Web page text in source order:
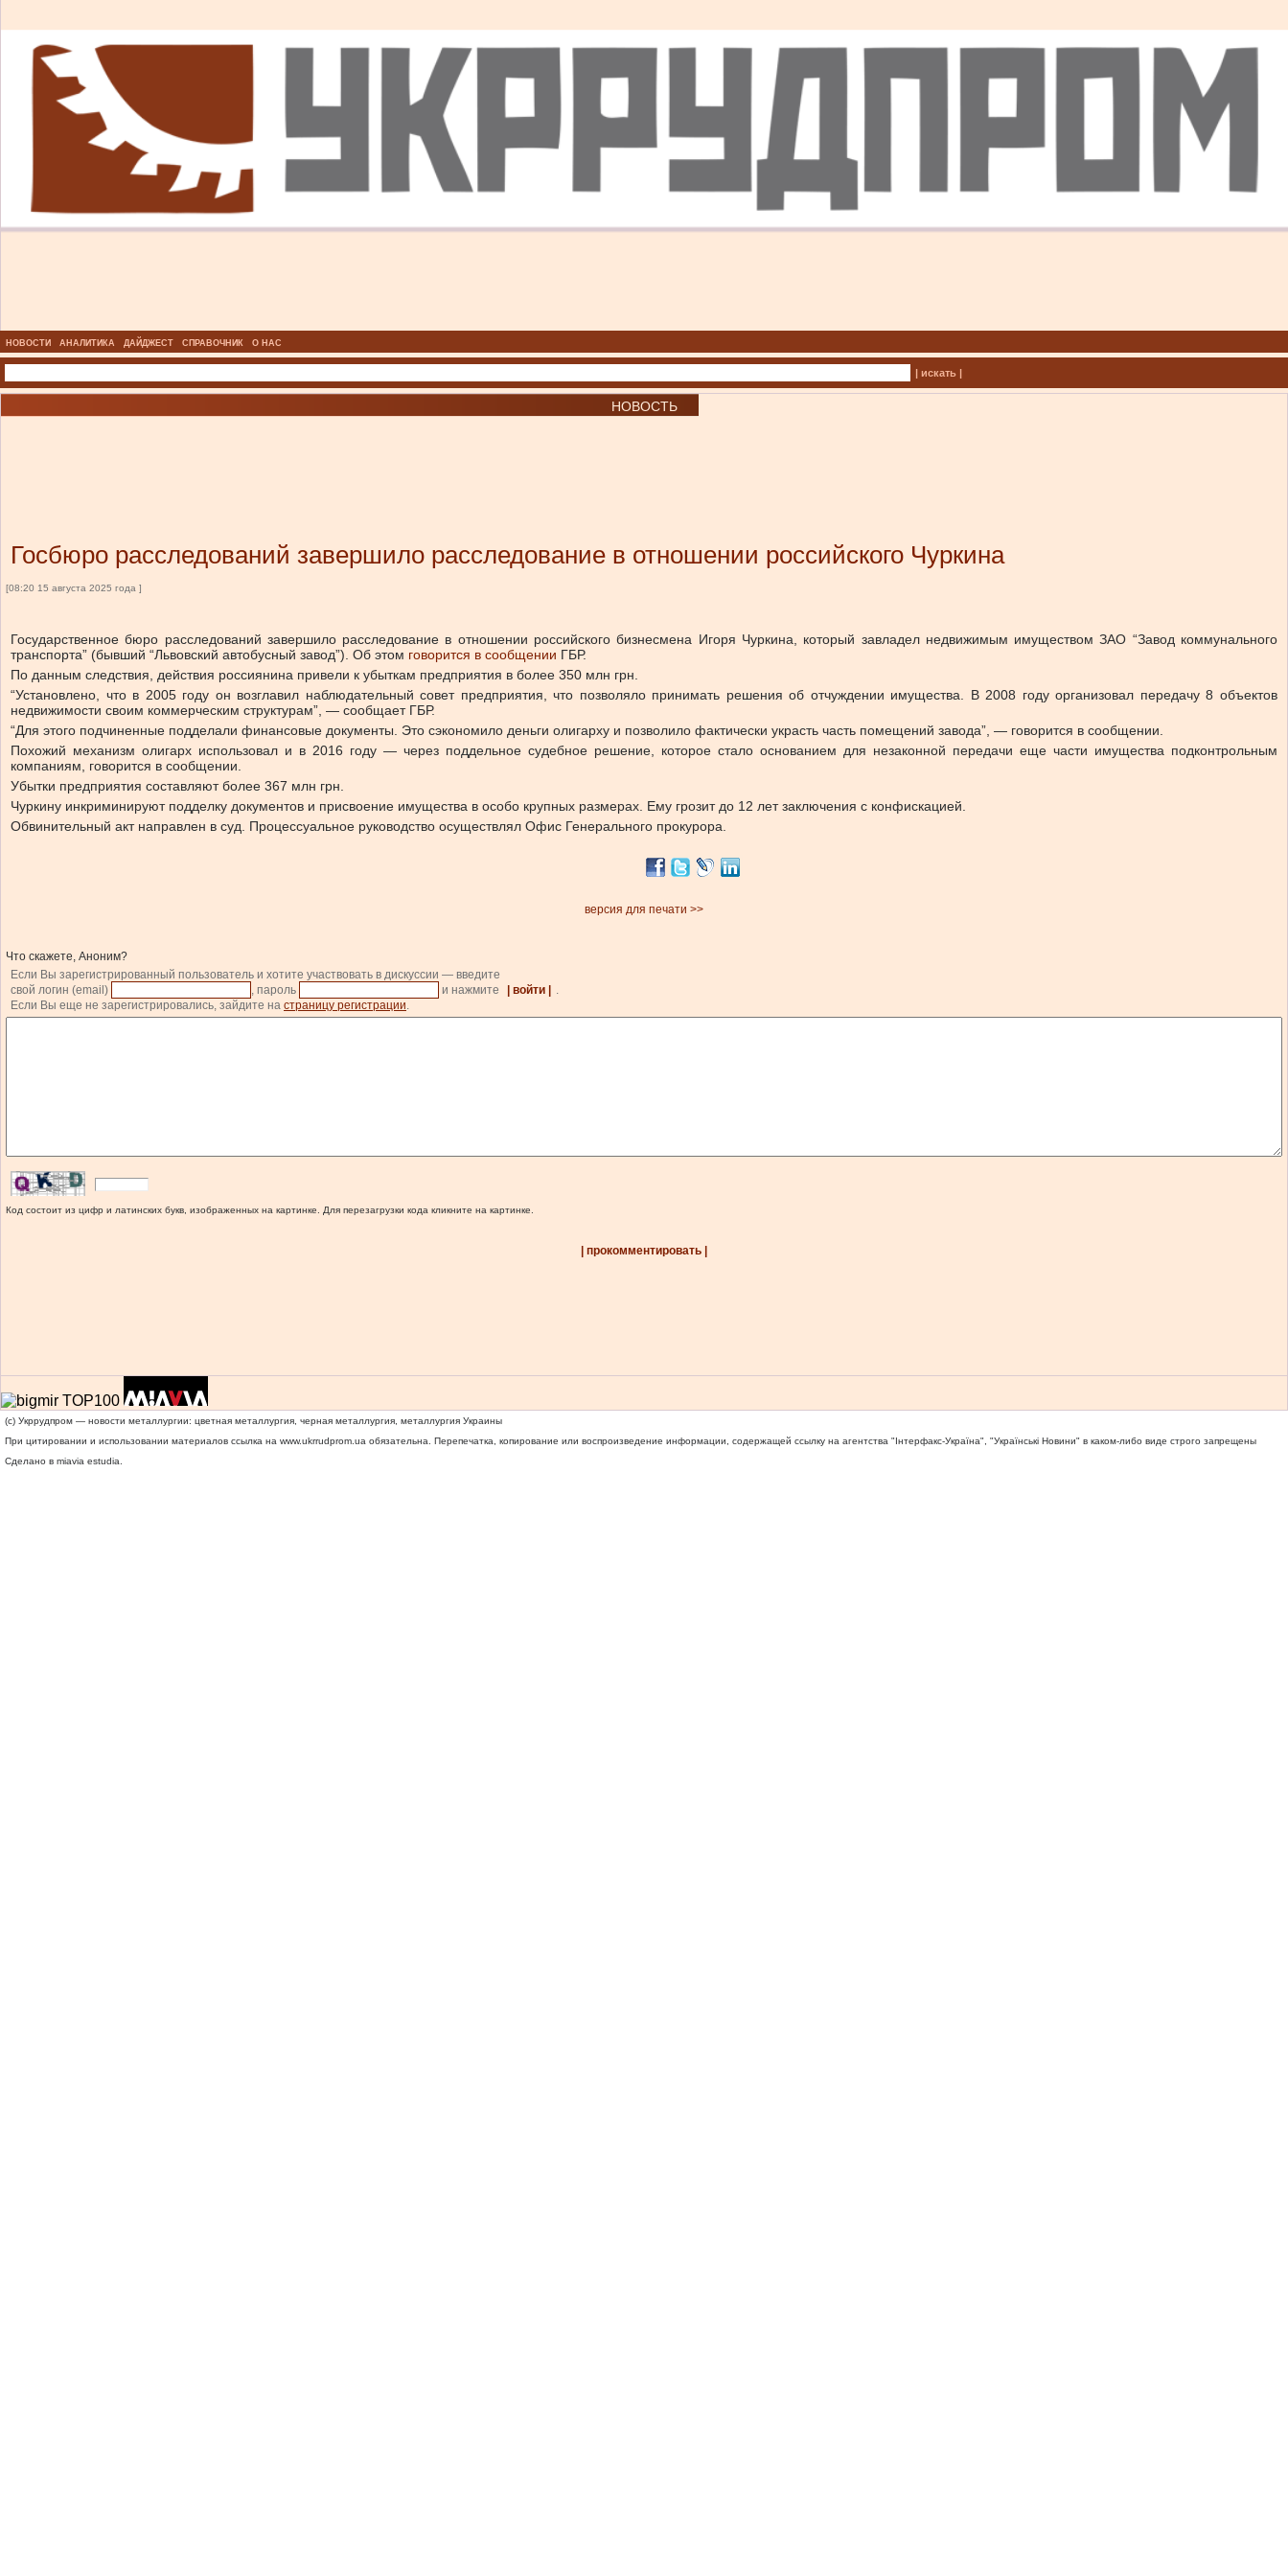
НОВОСТИ АНАЛИТИКА ДАЙДЖЕСТ СПРАВОЧНИК О НАС
| искать |
НОВОСТЬ
Госбюро расследований завершило расследование в отношении российского Чуркина
[08:20 15 августа 2025 года ]
Государственное бюро расследований завершило расследование в отношении российского бизнесмена Игоря Чуркина, который завладел недвижимым имуществом ЗАО “Завод коммунального
транспорта” (бывший “Львовский автобусный завод”). Об этом говорится в сообщении ГБР.
По данным следствия, действия россиянина привели к убыткам предприятия в более 350 млн грн.
“Установлено, что в 2005 году он возглавил наблюдательный совет предприятия, что позволяло принимать решения об отчуждении имущества. В 2008 году организовал передачу 8 объектов
недвижимости своим коммерческим структурам”, — сообщает ГБР.
“Для этого подчиненные подделали финансовые документы. Это сэкономило деньги олигарху и позволило фактически украсть часть помещений завода”, — говорится в сообщении.
Похожий механизм олигарх использовал и в 2016 году — через поддельное судебное решение, которое стало основанием для незаконной передачи еще части имущества подконтрольным
компаниям, говорится в сообщении.
Убытки предприятия составляют более 367 млн грн.
Чуркину инкриминируют подделку документов и присвоение имущества в особо крупных размерах. Ему грозит до 12 лет заключения с конфискацией.
Обвинительный акт направлен в суд. Процессуальное руководство осуществлял Офис Генерального прокурора.
версия для печати >>
Что скажете, Аноним?
Если Вы зарегистрированный пользователь и хотите участвовать в дискуссии — введите
свой логин (email)
, пароль и нажмите | войти |
.
Если Вы еще не зарегистрировались, зайдите на страницу регистрации.
Код состоит из цифр и латинских букв, изображенных на картинке. Для перезагрузки кода кликните на картинке.
| прокомментировать |
(c) Укррудпром — новости металлургии: цветная металлургия, черная металлургия, металлургия Украины
При цитировании и использовании материалов ссылка на www.ukrrudprom.ua обязательна. Перепечатка, копирование или воспроизведение информации, содержащей ссылку на агентства "Iнтерфакс-Україна", "Українськi Новини" в каком-либо виде строго запрещены
Сделано в miavia estudia.